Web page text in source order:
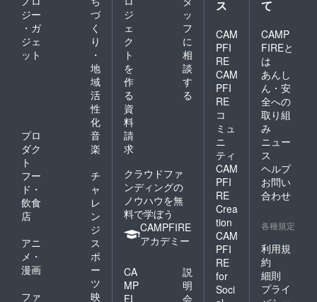
ジー
・ガ
ジェ
ット
づ
く
り
・
地
域
活
性
化
プロ
ダク
ト
音
楽
フー
ド・
飲食
店
チ
ャ
レ
ン
ジ
アニ
メ・
漫画
ス
ポ
ー
ツ
ファ
映
ジ
ェ
ク
ト
を
作
る
ッ
フ
に
相
談
す
る
資
料
請
求
クラウドファ
ンディングの
ノウハウを無
料で学ぼう
CAMPFIRE
アカデミー
CA
MP
FI
説
明
会
ス
CAM
PFI
RE
CAM
PFI
RE
コ
ミュ
ニ
ティ
CAM
PFI
RE
Crea
tion
CAM
PFI
RE
for
Soci
て
CAMP
FIREと
は
あんし
ん・安
全への
取り組
み
ニュー
ス
ヘルプ
お問い
合わせ
各種規定
利用規
約
細則
プライ